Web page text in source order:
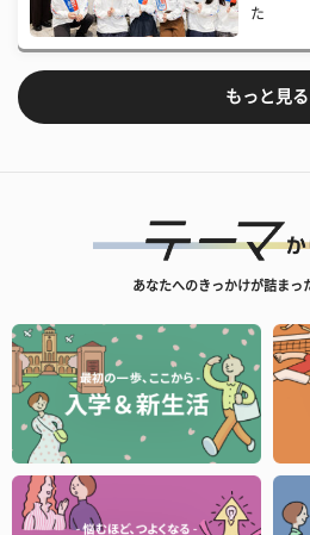
た
もっと見る
あなたへのきっかけが詰まっ